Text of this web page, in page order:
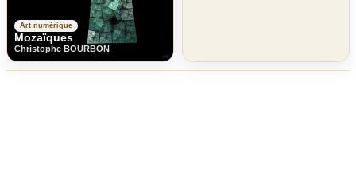
Art numérique
Mozaïques
Christophe BOURBON